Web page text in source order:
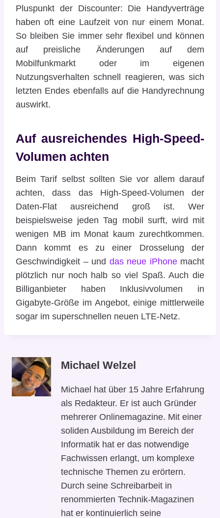
Pluspunkt der Discounter: Die Handyverträge
haben oft eine Laufzeit von nur einem Monat.
So bleiben Sie immer sehr flexibel und können
auf preisliche Änderungen auf dem
Mobilfunkmarkt oder im eigenen
Nutzungsverhalten schnell reagieren, was sich
letzten Endes ebenfalls auf die Handyrechnung
auswirkt.
Auf ausreichendes High-Speed-
Volumen achten
Beim Tarif selbst sollten Sie vor allem darauf
achten, dass das High-Speed-Volumen der
Daten-Flat ausreichend groß ist. Wer
beispielsweise jeden Tag mobil surft, wird mit
wenigen MB im Monat kaum zurechtkommen.
Dann kommt es zu einer Drosselung der
Geschwindigkeit – und das neue iPhonemacht
plötzlich nur noch halb so viel Spaß. Auch die
Billiganbieter haben Inklusivvolumen in
Gigabyte-Größe im Angebot, einige mittlerweile
sogar im superschnellen neuen LTE-Netz.
Michael Welzel
Michael hat über 15 Jahre Erfahrung
als Redakteur. Er ist auch Gründer
mehrerer Onlinemagazine. Mit einer
soliden Ausbildung im Bereich der
Informatik hat er das notwendige
Fachwissen erlangt, um komplexe
technische Themen zu erörtern.
Durch seine Schreibarbeit in
renommierten Technik-Magazinen
hat er kontinuierlich seine